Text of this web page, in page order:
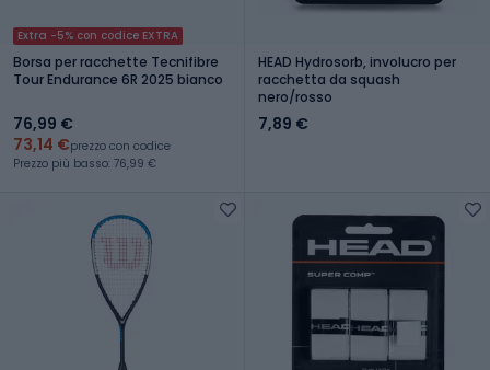
Extra -5% con codice EXTRA
Borsa per racchette Tecnifibre
Tour Endurance 6R 2025 bianco
76,99 €
73,14 €prezzo con codice
Prezzo più basso: 76,99 €
HEAD Hydrosorb, involucro per
racchetta da squash
nero/rosso
7,89 €